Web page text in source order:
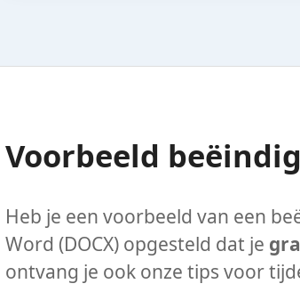
Voorbeeld
Heb je een voorbeeld van een
Word (DOCX) opgesteld dat je
ontvang je ook onze tips voor